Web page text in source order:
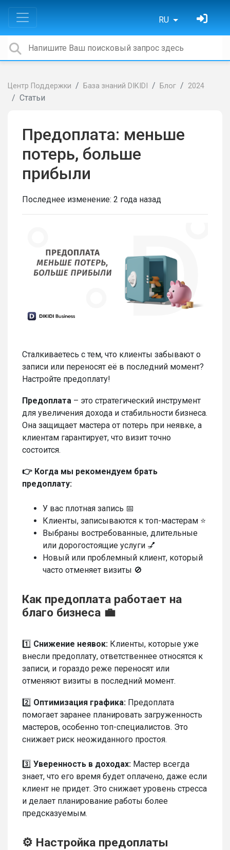
RU
Центр Поддержки База знаний DIKIDI Блог 2024
Статьи
Предоплата: меньше
потерь, больше
прибыли
Последнее изменение: 2 года назад
Сталкиваетесь с тем, что клиенты забывают о
записи или переносят её в последний момент?
Настройте предоплату!
Предоплата – это стратегический инструмент
для увеличения дохода и стабильности бизнеса.
Она защищает мастера от потерь при неявке, а
клиентам гарантирует, что визит точно
состоится.
👉 Когда мы рекомендуем брать
предоплату:
У вас плотная запись 📅
Клиенты, записываются к топ-мастерам ⭐
Выбраны востребованные, длительные
или дорогостоящие услуги 💅
Новый или проблемный клиент, который
часто отменяет визиты 🚫
Как предоплата работает на
благо бизнеса 💼
1️⃣ Снижение неявок: Клиенты, которые уже
внесли предоплату, ответственнее относятся к
записи, и гораздо реже переносят или
отменяют визиты в последний момент.
2️⃣ Оптимизация графика: Предоплата
помогает заранее планировать загруженность
мастеров, особенно топ-специалистов. Это
снижает риск неожиданного простоя.
3️⃣ Уверенность в доходах: Мастер всегда
знает, что его время будет оплачено, даже если
клиент не придет. Это снижает уровень стресса
и делает планирование работы более
предсказуемым.
⚙️ Настройка предоплаты